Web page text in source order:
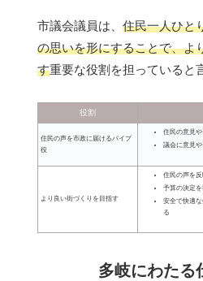
市議会議員は、 住民一人ひと
の思いを形にすることで、よ
す重要な役割を担っていると
役割
住民の声を市政に届けるパイプ
役
住民の意見
議会に意見
より良い街づくりを目指す
住民の声を
予算の決定を
安全で快適
る
多岐にわたる